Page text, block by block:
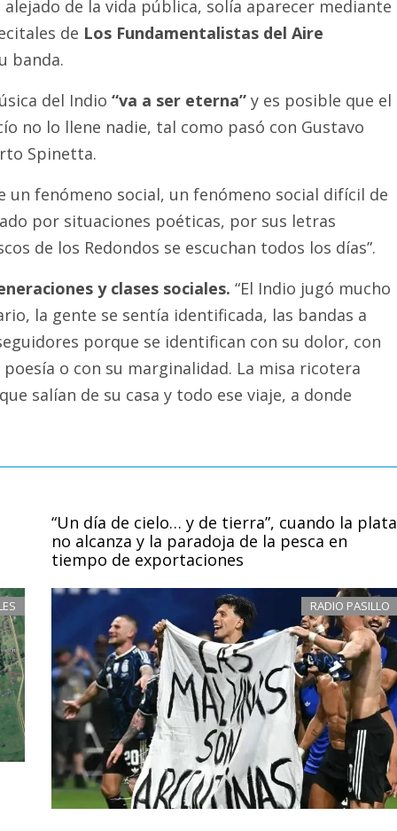
alejado de la vida pública, solía aparecer mediante
de Los Fundamentalistas del Aire
banda.
del Indio “va a ser eterna”y es posible que el
no lo llene nadie, tal como pasó con Gustavo
Spinetta.
un fenómeno social, un fenómeno social difícil de
por situaciones poéticas, por sus letras
de los Redondos se escuchan todos los días”.
y clases sociales. “El Indio jugó mucho
la gente se sentía identificada, las bandas a
porque se identifican con su dolor, con
poesía o con su marginalidad. La misa ricotera
salían de su casa y todo ese viaje, a donde
“Un día de cielo… y de tierra”, cuando la plata
no alcanza y la paradoja de la pesca en
tiempo de exportaciones
RADIO PASILLO